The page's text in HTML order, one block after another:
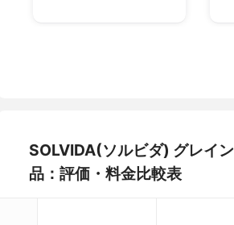
SOLVIDA(ソルビダ) グレイ
品：評価・料金比較表